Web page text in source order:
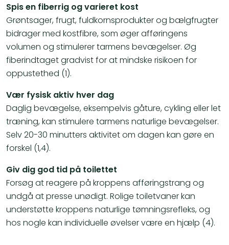
Spis en fiberrig og varieret kost
Grøntsager, frugt, fuldkornsprodukter og bælgfrugter
bidrager med kostfibre, som øger afføringens
volumen og stimulerer tarmens bevægelser. Øg
fiberindtaget gradvist for at mindske risikoen for
oppustethed (1).
Vær fysisk aktiv hver dag
Daglig bevægelse, eksempelvis gåture, cykling eller let
træning, kan stimulere tarmens naturlige bevægelser.
Selv 20-30 minutters aktivitet om dagen kan gøre en
forskel (1,4).
Giv dig god tid på toilettet
Forsøg at reagere på kroppens afføringstrang og
undgå at presse unødigt. Rolige toiletvaner kan
understøtte kroppens naturlige tømningsrefleks, og
hos nogle kan individuelle øvelser være en hjælp (4).